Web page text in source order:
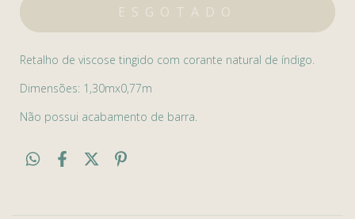
Retalho de viscose tingido com corante natural de índigo.
Dimensões: 1,30mx0,77m
Não possui acabamento de barra.